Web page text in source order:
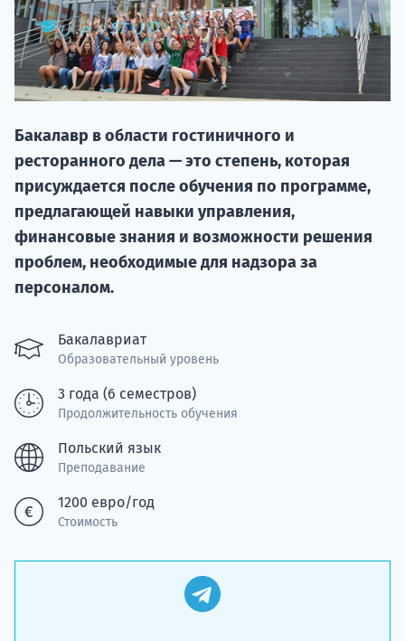
Бакалавр в области гостиничного и
ресторанного дела — это степень, которая
присуждается после обучения по программе,
предлагающей навыки управления,
финансовые знания и возможности решения
проблем, необходимые для надзора за
персоналом.
Бакалавриат
Образовательный уровень
3 года (6 семестров)
Продолжительность обучения
Польский язык
Преподавание
1200 евро/год
Стоимость